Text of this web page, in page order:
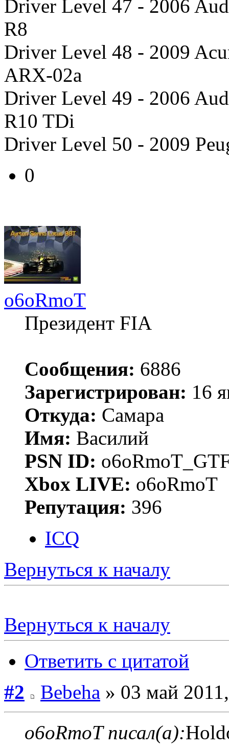
Driver Level 47 - 2006
R8
Driver Level 48 - 2009
ARX-02a
Driver Level 49 - 2006
R10 TDi
Driver Level 50 - 2009
0
o6oRmoT
Президент FIA
Сообщения: 6886
Зарегистрирован: 16
Откуда: Самара
Имя: Василий
PSN ID:
Xbox LIVE: o6oRmoT
Репутация: 396
ICQ
Вернуться к началу
Вернуться к началу
Ответить с цитатой
#2
Bebeha » 03 май
o6oRmoT писал(а):